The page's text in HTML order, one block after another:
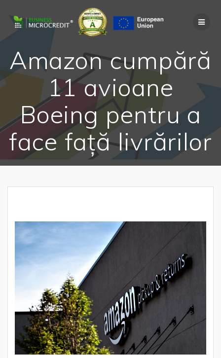
to
content
Amazon cumpără
11 avioane
Boeing pentru a
face față livrărilor